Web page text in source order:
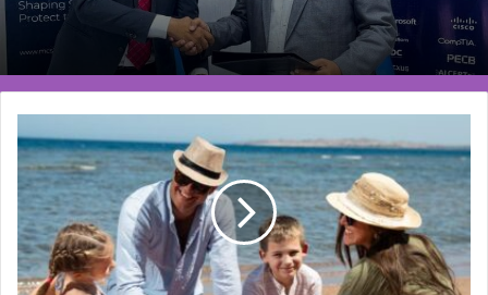
للاستثمارات
السياحية
ارتفاع
نسبة
الاشغالات
في